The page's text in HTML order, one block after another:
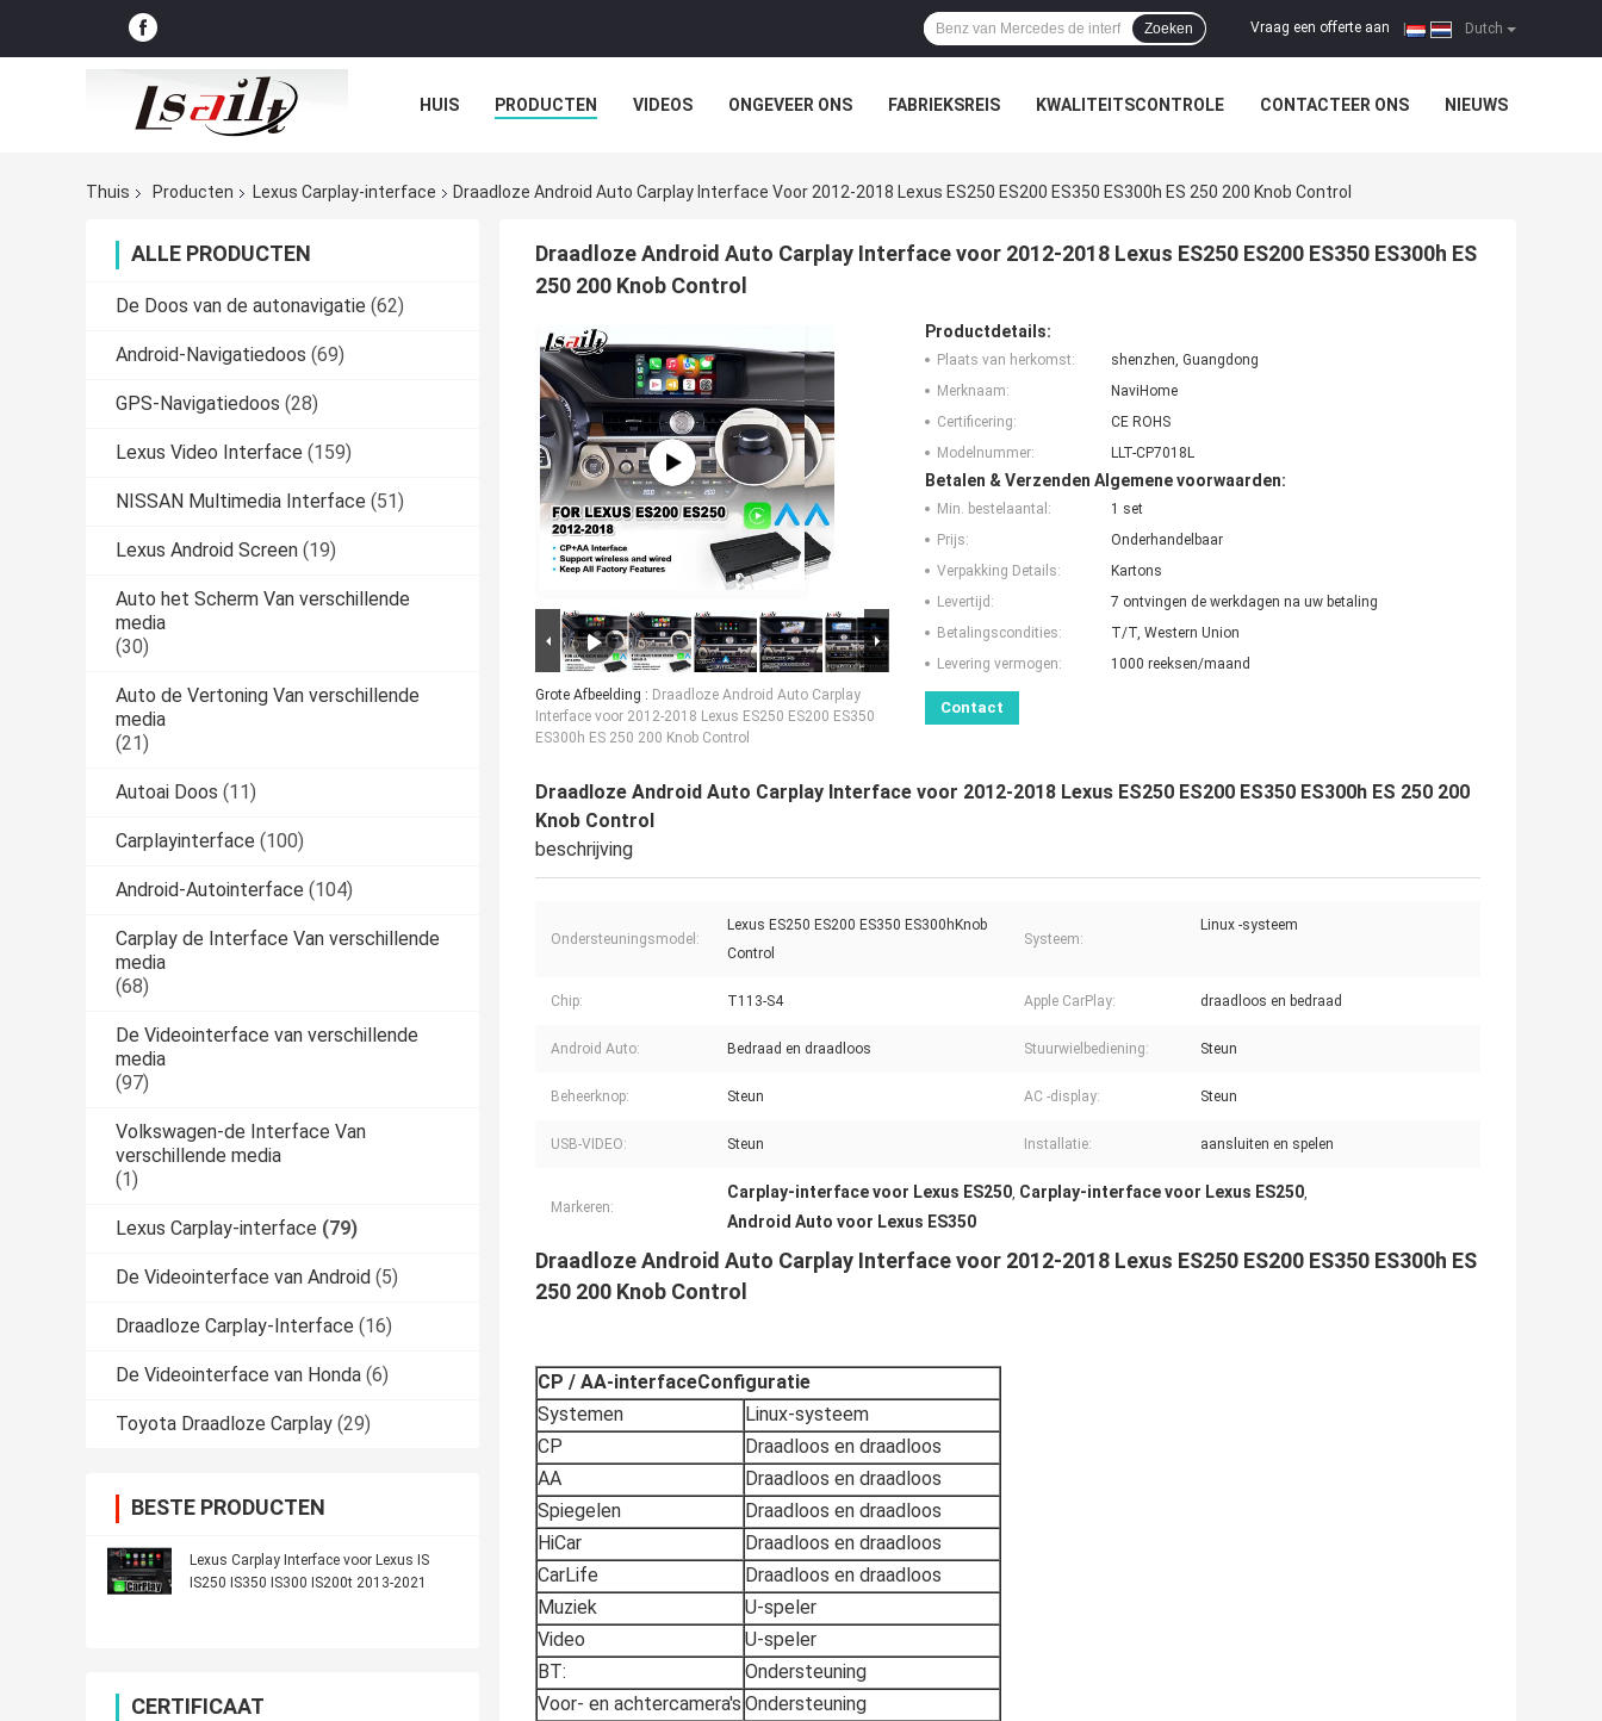
Dutch
Vraag een offerte aan
Zoeken
HUIS PRODUCTEN VIDEOS ONGEVEER ONS FABRIEKSREIS KWALITEITSCONTROLE CONTACTEER ONS NIEUWS
Thuis
Producten Lexus Carplay-interface Draadloze Android Auto Carplay Interface Voor 2012-2018 Lexus ES250 ES200 ES350 ES300h ES 250 200 Knob Control
ALLE PRODUCTEN
De Doos van de autonavigatie (62)
Android-Navigatiedoos (69)
GPS-Navigatiedoos (28)
Lexus Video Interface (159)
NISSAN Multimedia Interface (51)
Lexus Android Screen (19)
Auto het Scherm Van verschillende
media
(30)
Auto de Vertoning Van verschillende
media
(21)
Autoai Doos (11)
Carplayinterface (100)
Android-Autointerface (104)
Carplay de Interface Van verschillende
media
(68)
De Videointerface van verschillende
media
(97)
Volkswagen-de Interface Van
verschillende media
(1)
Lexus Carplay-interface (79)
De Videointerface van Android (5)
Draadloze Carplay-Interface (16)
De Videointerface van Honda (6)
Toyota Draadloze Carplay (29)
BESTE PRODUCTEN
Lexus Carplay Interface voor Lexus IS
IS250 IS350 IS300 IS200t 2013-2021
CERTIFICAAT
Draadloze Android Auto Carplay Interface voor 2012-2018 Lexus ES250 ES200 ES350 ES300h ES
250 200 Knob Control
Grote Afbeelding : Draadloze Android Auto Carplay
Interface voor 2012-2018 Lexus ES250 ES200 ES350
ES300h ES 250 200 Knob Control
Productdetails:
Plaats van herkomst:
shenzhen, Guangdong
Merknaam:
NaviHome
Certificering:
CE ROHS
Modelnummer:
LLT-CP7018L
Betalen & Verzenden Algemene voorwaarden:
Min. bestelaantal:
1 set
Prijs:
Onderhandelbaar
Verpakking Details:
Kartons
Levertijd:
7 ontvingen de werkdagen na uw betaling
Betalingscondities:
T/T, Western Union
Levering vermogen:
1000 reeksen/maand
Contact
Draadloze Android Auto Carplay Interface voor 2012-2018 Lexus ES250 ES200 ES350 ES300h ES 250 200
Knob Control
beschrijving
Ondersteuningsmodel:
Lexus ES250 ES200 ES350 ES300hKnob
Control
Systeem:
Linux -systeem
Chip: T113-S4 Apple CarPlay: draadloos en bedraad
Android Auto: Bedraad en draadloos Stuurwielbediening: Steun
Beheerknop: Steun AC -display: Steun
USB-VIDEO: Steun Installatie: aansluiten en spelen
Markeren:
Carplay-interface voor Lexus ES250, Carplay-interface voor Lexus ES250,
Android Auto voor Lexus ES350
Draadloze Android Auto Carplay Interface voor 2012-2018 Lexus ES250 ES200 ES350 ES300h ES
250 200 Knob Control
CP / AA-interfaceConfiguratie
Systemen
Linux-systeem
CP
Draadloos en draadloos
AA
Draadloos en draadloos
Spiegelen
Draadloos en draadloos
HiCar
Draadloos en draadloos
CarLife
Draadloos en draadloos
Muziek
U-speler
Video
U-speler
BT:
Ondersteuning
Voor- en achtercamera's Ondersteuning